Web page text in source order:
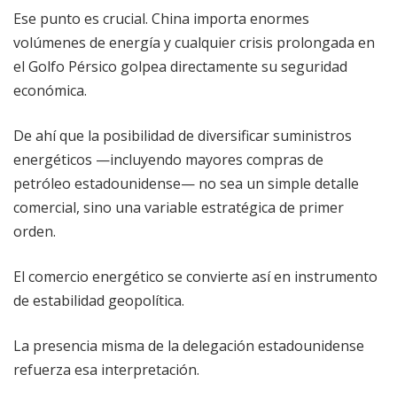
Ese punto es crucial. China importa enormes
volúmenes de energía y cualquier crisis prolongada en
el Golfo Pérsico golpea directamente su seguridad
económica.
De ahí que la posibilidad de diversificar suministros
energéticos —incluyendo mayores compras de
petróleo estadounidense— no sea un simple detalle
comercial, sino una variable estratégica de primer
orden.
El comercio energético se convierte así en instrumento
de estabilidad geopolítica.
La presencia misma de la delegación estadounidense
refuerza esa interpretación.